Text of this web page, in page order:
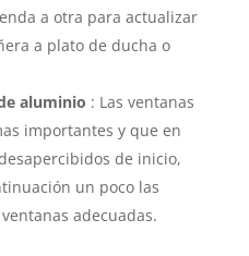
a otra para actualizar
a plato de ducha o
aluminio : Las ventanas
importantes y que en
de inicio,
un poco las
adecuadas.